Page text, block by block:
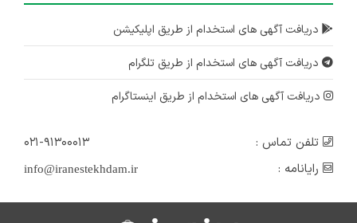
دریافت آگهی های استخدام از طریق اپلیکیشن
دریافت آگهی های استخدام از طریق تلگرام
دریافت آگهی های استخدام از طریق اینستاگرام
تلفن تماس :
۰۲۱-۹۱۳۰۰۰۱۳
رایانامه :
info@iranestekhdam.ir